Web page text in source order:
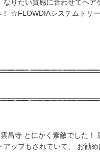
りたい質感に合わせてヘア
！ ☆FLOWDIAシステムトリ
昌寺 とにかく素敵でした！
アップもされていて、 お勧